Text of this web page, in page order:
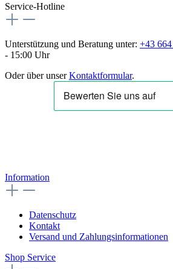
Service-Hotline
Unterstützung und Beratung unter: +43
- 15:00 Uhr
Oder über unserKontaktformular.
Information
Datenschutz
Kontakt
Versand und Zahlungsinformationen
Shop Service